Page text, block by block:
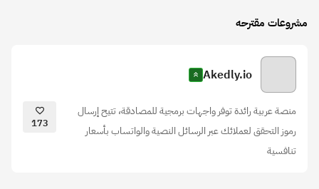
مشروعات مقترحه
Akedly.io
منصة عربية رائدة توفر واجهات برمجية للمصادقة، تتيح إرسال
رموز التحقق لعملائك عبر الرسائل النصية والواتساب بأسعار
تنافسية
173